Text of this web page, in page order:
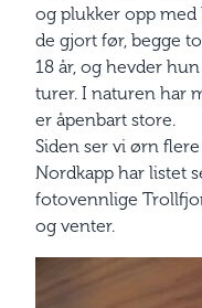
og plukker opp
de gjort før, begge
18 år, og hevder
turer. I naturen har
er åpenbart store.
Siden ser vi ørn
Nordkapp har listet
fotovennlige
og venter.